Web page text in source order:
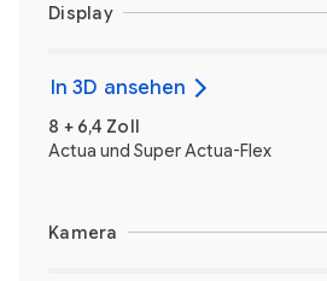
Display
In 3D ansehen
8 + 6,4 Zoll
Actua und Super Actua-Flex
Kamera